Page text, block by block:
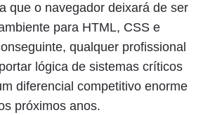
que o navegador deixará de ser
para HTML, CSS e
qualquer profissional
lógica de sistemas críticos
diferencial competitivo enorme
próximos anos.